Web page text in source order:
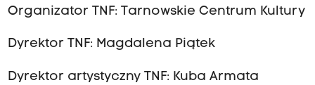
Organizator TNF: Tarnowskie Centrum Kultury
Dyrektor TNF: Magdalena Piątek
Dyrektor artystyczny TNF: Kuba Armata